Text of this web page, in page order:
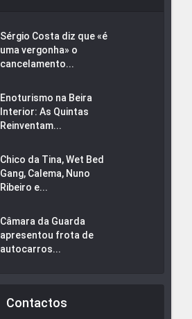
Sérgio Costa diz que «é
uma vergonha» o
cancelamento...
Enoturismo na Beira
Interior: As Quintas
Reinventam...
Chico da Tina, Wet Bed
Gang, Calema, Nuno
Ribeiro e...
Câmara da Guarda
apresentou frota de
autocarros...
Contactos